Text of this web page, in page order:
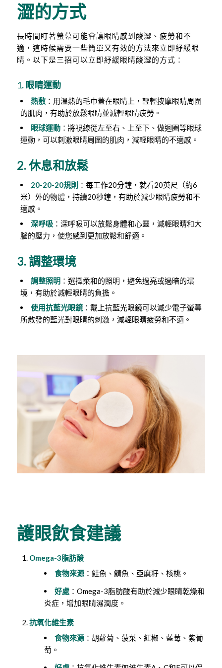
澀的方式
長時間盯著螢幕可能會讓眼睛感到酸澀、疲勞和不
適，這時候需要一些簡單又有效的方法來立即紓緩眼
睛。以下是三招可以立即紓緩眼睛酸澀的方式：
1. 眼睛運動
熱敷：用溫熱的毛巾蓋在眼睛上，輕輕按摩眼睛周圍
的肌肉，有助於放鬆眼睛並減輕眼睛疲勞。
眼球運動：將視線從左至右、上至下、做迴圈等眼球
運動，可以刺激眼睛周圍的肌肉，減輕眼睛的不適感。
2. 休息和放鬆
20-20-20規則 ：每工作20分鐘，就看20英尺（約6
米）外的物體，持續20秒鐘，有助於減少眼睛疲勞和不
適感。
深呼吸：深呼吸可以放鬆身體和心靈，減輕眼睛和大
腦的壓力，使您感到更加放鬆和舒適。
3. 調整環境
調整照明 ：選擇柔和的照明，避免過亮或過暗的環
境，有助於減輕眼睛的負擔。
使用抗藍光眼鏡：戴上抗藍光眼鏡可以減少電子螢幕
所散發的藍光對眼睛的刺激，減輕眼睛疲勞和不適。
護眼飲食建議
Omega-3脂肪酸
食物來源：鮭魚、鯖魚、亞麻籽、核桃。
好處：Omega-3脂肪酸有助於減少眼睛乾燥和
炎症，增加眼睛濕潤度。
抗氧化維生素
食物來源：胡蘿蔔、菠菜、紅椒、藍莓、紫葡
萄。